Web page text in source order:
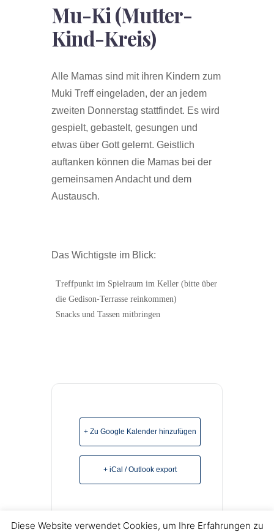
Mu-Ki (Mutter-
Kind-Kreis)
Alle Mamas sind mit ihren Kindern zum
Muki Treff eingeladen, der an jedem
zweiten Donnerstag stattfindet. Es wird
gespielt, gebastelt, gesungen und
etwas über Gott gelernt. Geistlich
auftanken können die Mamas bei der
gemeinsamen Andacht und dem
Austausch.
Das Wichtigste im Blick:
Treffpunkt im Spielraum im Keller (bitte über
die Gedison-Terrasse reinkommen)
Snacks und Tassen mitbringen
+ Zu Google Kalender hinzufügen
+ iCal / Outlook export
Diese Website verwendet Cookies, um Ihre Erfahrungen zu